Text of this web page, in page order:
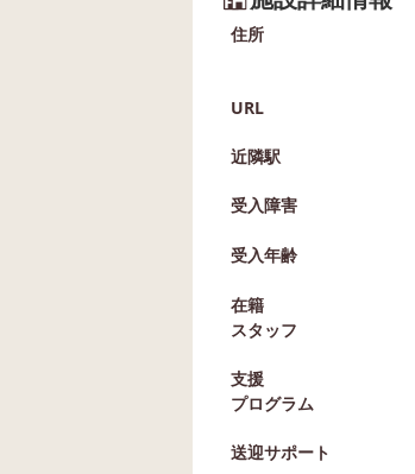
住所
URL
近隣駅
受入障害
受入年齢
在籍
スタッフ
支援
プログラム
送迎サポート